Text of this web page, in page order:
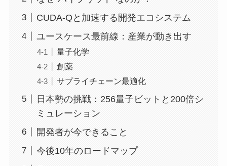
CUDA-Qと加速する開発エコシステム
ユースケース最前線：産業が動き出す
量子化学
創薬
サプライチェーン最適化
日本勢の挑戦：256量子ビットと200倍シ
ミュレーション
開発者が今できること
今後10年のロードマップ